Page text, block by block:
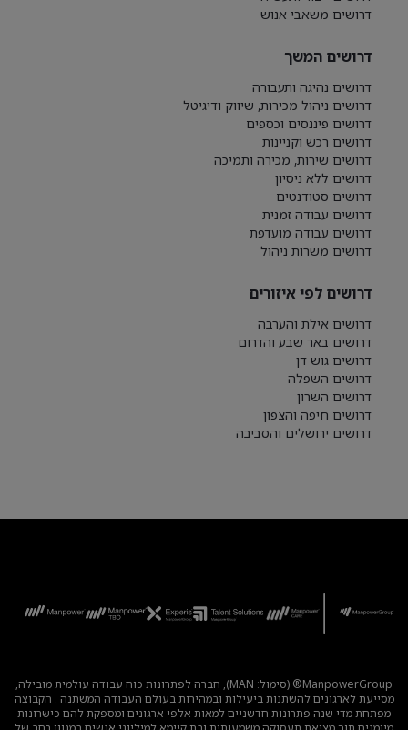
דרושים משאבי אנוש
דרושים המשך
דרושים נהיגה ותעבורה
דרושים ניהול מכירות, שיווק ודיגיטל
דרושים פיננסים וכספים
דרושים רכש וקניינות
דרושים שירות, מכירה ותמיכה
דרושים ללא ניסיון
דרושים סטודנטים
דרושים עבודה זמנית
דרושים עבודה מועדפת
דרושים משרות ניהול
דרושים לפי איזורים
דרושים אילת והערבה
דרושים באר שבע והדרום
דרושים גוש דן
דרושים השפלה
דרושים השרון
דרושים חיפה והצפון
דרושים ירושלים והסביבה
ManpowerGroup® (סימול: MAN), חברה לפתרונות כוח עבודה עולמית מובילה,
מסייעת לארגונים להשתנות ביעילות ובמהירות בעולם העבודה המשתנה . הקבוצה
מפתחת מדי שנה פתרונות חדשניים למאות אלפי ארגונים ומספקת להם כישרונות